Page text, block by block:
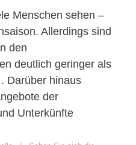
Menschen sehen –
Allerdings sind
den
deutlich geringer als
Darüber hinaus
der
Unterkünfte